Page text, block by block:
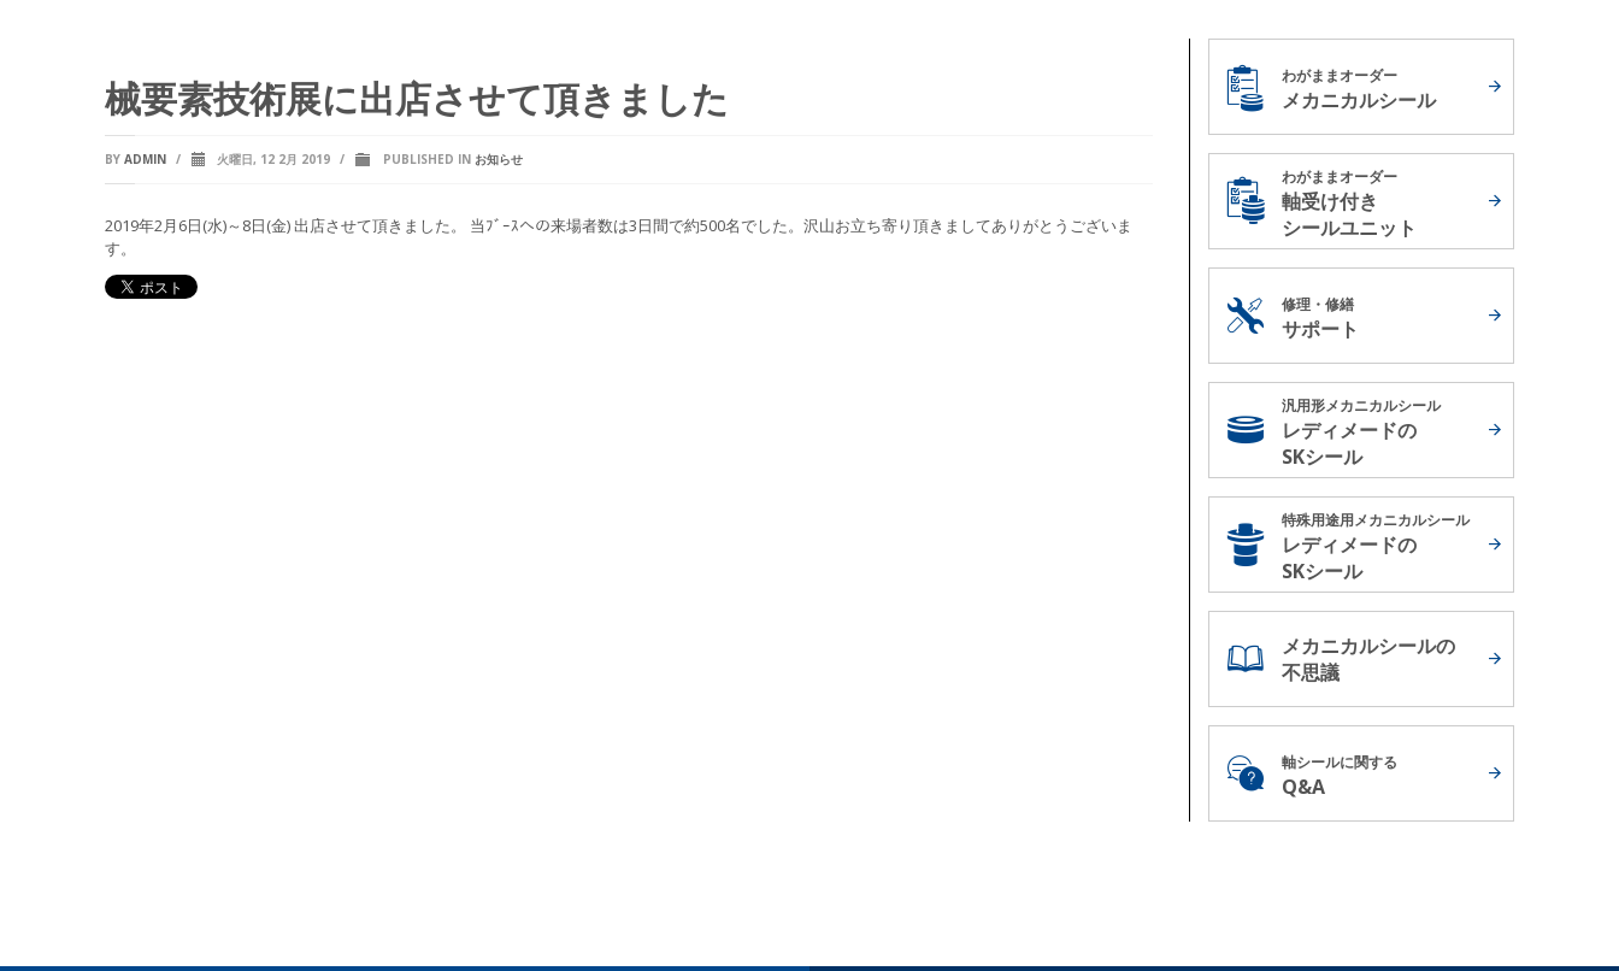
械要素技術展に出店させて頂きました
BY ADMIN / 火曜日, 12 2月 2019 / PUBLISHED IN お知らせ
2019年2月6日(水)～8日(金) 出店させて頂きました。 当ﾌﾞｰｽへの来場者数は3日間で約500名でした。沢山お立ち寄り頂きましてありがとうございま
す。
わがままオーダー
メカニカルシール
わがままオーダー
軸受け付き
シールユニット
修理・修繕
サポート
汎用形メカニカルシール
レディメードの
SKシール
特殊用途用メカニカルシール
レディメードの
SKシール
メカニカルシールの
不思議
軸シールに関する
Q&A